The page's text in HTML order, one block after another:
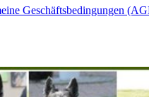
Geschäftsbedingungen